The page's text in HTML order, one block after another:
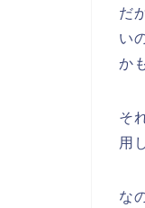
だ
い
か
そ
用
な